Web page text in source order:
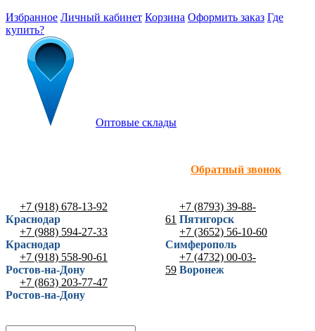
Избранное Личный кабинет Корзина Оформить заказ Где
купить?
Оптовые склады
Обратный звонок
+7 (918) 678-13-92
Краснодар
+7 (988) 594-27-33
Краснодар
+7 (918) 558-90-61
Ростов-на-Дону
+7 (863) 203-77-47
Ростов-на-Дону
+7 (8793) 39-88-
61 Пятигорск
+7 (3652) 56-10-60
Симферополь
+7 (4732) 00-03-
59 Воронеж